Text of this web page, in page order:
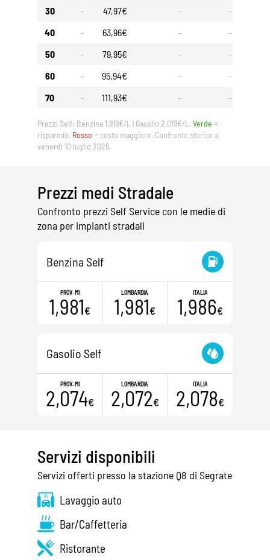
30
- 47,97€ -
-
40
- 63,96€ -
-
50
- 79,95€ -
-
60
- 95,94€ -
-
70
- 111,93€ - -
Prezzi Self: Benzina 1,919€/L | Gasolio 2,019€/L. Verde =
risparmio, Rosso = costo maggiore. Confronto storico a
venerdì 10 luglio 2026.
Prezzi medi Stradale
Confronto prezzi Self Service con le medie di
zona per impianti stradali
Benzina Self
PROV. MI
1,981€
LOMBARDIA
1,981€
ITALIA
1,986€
Gasolio Self
PROV. MI
2,074€
LOMBARDIA
2,072€
ITALIA
2,078€
Servizi disponibili
Servizi offerti presso la stazione Q8 di Segrate
Lavaggio auto
Bar/Caffetteria
Ristorante